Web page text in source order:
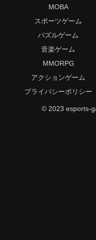
MOBA
スポーツゲーム
パズルゲーム
音楽ゲーム
MMORPG
アクションゲーム
プライバシーポリシー
© 2023 esports-